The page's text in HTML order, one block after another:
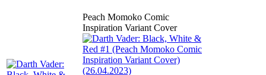
Peach Momoko Comic
Inspiration Variant Cover